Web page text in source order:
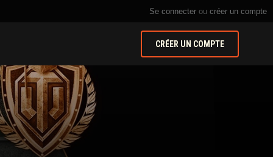
Se connecter ou créer un compte
CRÉER UN COMPTE